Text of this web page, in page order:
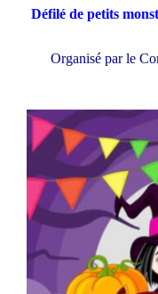
Défilé de petits
Organisé par le